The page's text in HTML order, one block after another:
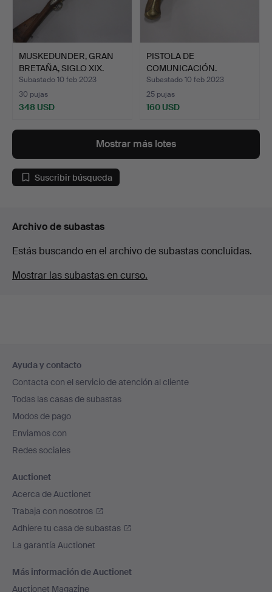
MUSKEDUNDER, GRAN
BRETAÑA, SIGLO XIX.
Subastado 10 feb 2023
30 pujas
348 USD
PISTOLA DE
COMUNICACIÓN.
Subastado 10 feb 2023
25 pujas
160 USD
Mostrar más lotes
Suscribir búsqueda
Archivo de subastas
Estás buscando en el archivo de subastas concluidas.
Mostrar las subastas en curso.
en
el
pie
de
página
Ayuda y contacto
Contacta con el servicio de atención al cliente
Todas las casas de subastas
Modos de pago
Enviamos con
Redes sociales
Auctionet
Acerca de Auctionet
Trabaja con nosotros
Adhiere tu casa de subastas
La garantía Auctionet
Más información de Auctionet
Auctionet Magazine